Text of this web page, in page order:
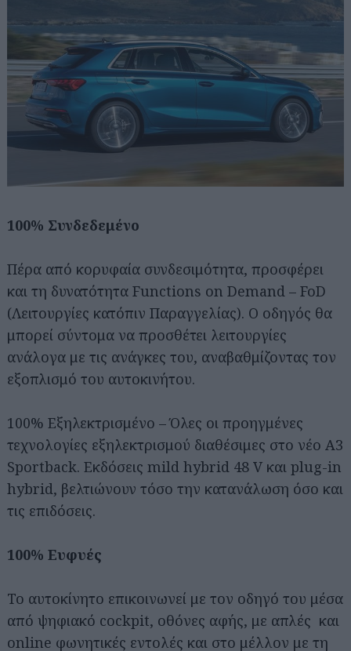
100% Συνδεδεμένο
Πέρα από κορυφαία συνδεσιμότητα, προσφέρει
και τη δυνατότητα Functions on Demand – FoD
(Λειτουργίες κατόπιν Παραγγελίας). Ο οδηγός θα
μπορεί σύντομα να προσθέτει λειτουργίες
ανάλογα με τις ανάγκες του, αναβαθμίζοντας τον
εξοπλισμό του αυτοκινήτου.
100% Εξηλεκτρισμένο – Όλες οι προηγμένες
τεχνολογίες εξηλεκτρισμού διαθέσιμες στο νέο A3
Sportback. Εκδόσεις mild hybrid 48 V και plug-in
hybrid, βελτιώνουν τόσο την κατανάλωση όσο και
τις επιδόσεις.
100% Ευφυές
Το αυτοκίνητο επικοινωνεί με τον οδηγό του μέσα
από ψηφιακό cockpit, οθόνες αφής, με απλές και
online φωνητικές εντολές και στο μέλλον με τη